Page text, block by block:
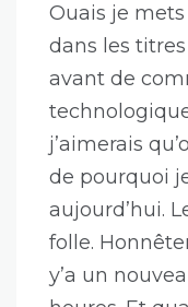
Ouais je
dans les
avant de
j’aimerais
de pourquoi
aujourd’hui.
folle.
y’a un